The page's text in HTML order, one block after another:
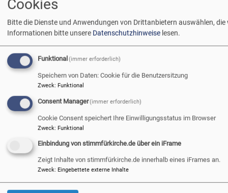
Bayreuther, ehrenamtliche Kirchenvorstandsfachbegleiterin;
Pfarrer Martin Simon, Referent für Kirchenvorstandsarbeit
und Gemeindeleitung im Amt für Gemeindedienst und
Gemeindedienst.
Weiterlesen
Seitennummerierung
page
Anfang
Vorherige
Seite
‹
vorherige
Seite
Neuigkeiten aus der Landeskirche
Cookies
Bitte die Dienste und Anwendungen von Drittanbietern auswählen,
Informationen bitte unsere Datenschutzhinweise lesen.
Funktional(immer erforderlich)
Speichern von Daten: Cookie für die Benutzersitzung
Zweck: Funktional
Consent Manager(immer erforderlich)
Cookie Consent speichert Ihre Einwilligungsstatus im Browser
Zweck: Funktional
Einbindung von stimmfürkirche.de über ein iFrame
Zeigt Inhalte von stimmfürkirche.de innerhalb eines iFrames an.
Zweck: Eingebettete externe Inhalte